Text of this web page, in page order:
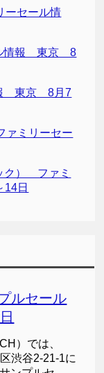
ーセール情
情報 東京 8
東京 8月7
ァミリーセー
ク） ファミ
日
ルセール
）では、
渋谷2-21-1に